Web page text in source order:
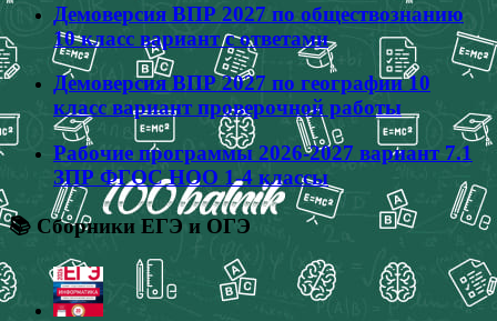
Демоверсия ВПР 2027 по обществознанию
10 класс вариант с ответами
Демоверсия ВПР 2027 по географии 10
класс вариант проверочной работы
Рабочие программы 2026-2027 вариант 7.1
ЗПР ФГОС НОО 1-4 классы
📚 Сборники ЕГЭ и ОГЭ